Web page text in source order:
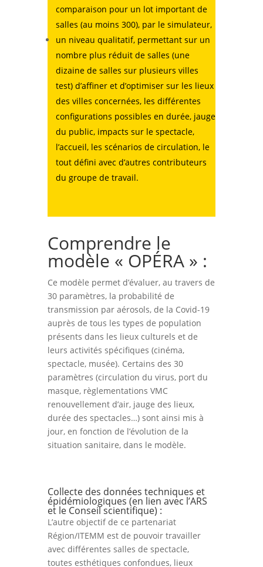
comparaison pour un lot important de
salles (au moins 300), par le simulateur,
un niveau qualitatif, permettant sur un
nombre plus réduit de salles (une
dizaine de salles sur plusieurs villes
test) d’affiner et d’optimiser sur les lieux
des villes concernées, les différentes
configurations possibles en durée, jauge
du public, impacts sur le spectacle,
l’accueil, les scénarios de circulation, le
tout défini avec d’autres contributeurs
du groupe de travail.
Comprendre le
modèle « OPÉRA » :
Ce modèle permet d’évaluer, au travers de
30 paramètres, la probabilité de
transmission par aérosols, de la Covid-19
auprès de tous les types de population
présents dans les lieux culturels et de
leurs activités spécifiques (cinéma,
spectacle, musée). Certains des 30
paramètres (circulation du virus, port du
masque, règlementations VMC
renouvellement d’air, jauge des lieux,
durée des spectacles…) sont ainsi mis à
jour, en fonction de l’évolution de la
situation sanitaire, dans le modèle.
Collecte des données techniques et
épidémiologiques (en lien avec l’ARS
et le Conseil scientifique) :
L’autre objectif de ce partenariat
Région/ITEMM est de pouvoir travailler
avec différentes salles de spectacle,
toutes esthétiques confondues, lieux